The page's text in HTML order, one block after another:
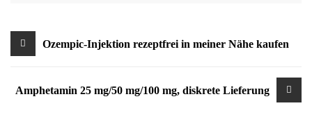
Beitragsnavigation
Ozempic-Injektion rezeptfrei in meiner Nähe kaufen
Amphetamin 25 mg/50 mg/100 mg, diskrete Lieferung